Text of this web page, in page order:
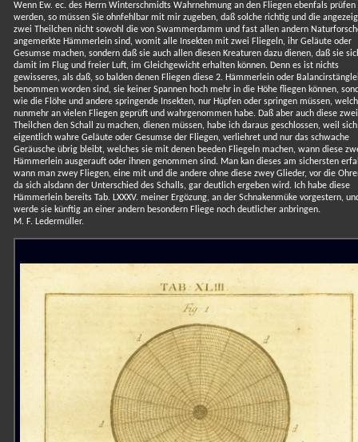
Wenn Ew. ec. des Herrn Winterschmidts Wahrnehmung an den Fliegen ebenfals prüfen
werden, so müssen Sie ohnfehlbar mit mir zugeben, daß solche richtig und die
zwei Theilchen nicht sowohl die von Swammerdamm und fast allen andern
angemerkte Hämmerlein sind, womit alle Insekten mit zwei Fliegeln, ihr Geläute oder
Gesumse machen, sondern daß sie auch allen diesen Kreaturen dazu dienen, daß sie
damit im Flug und freier Luft, im Gleichgewicht erhalten können. Denn es ist nichts
gewisseres, als daß, so balden denen Fliegen diese 2. Hämmerlein oder
benommen worden sind, sie keiner Spannen hoch mehr in die Höhe fliegen können,
wie die Flöhe und andere springende Insekten, nur Hüpfen oder springen müssen,
nunmehr an vielen Fliegen geprüft und wahrgenommen habe. Daß aber auch diese zwei
Theilchen den Schall zu machen, dienen müssen, habe ich daraus geschlossen, weil
eigentlich wahre Geläute oder Gesumse der Fliegen, verliehret und nur das schwache
Geräusche übrig bleibt, welches sie mit denen beeden Fliegeln machen, wann diese
Hämmerlein ausgerauft oder ihnen genommen sind. Man kan dieses am sichersten
wann man zwey Fliegen, eine mit und die andere ohne diese zwey Glieder, vor die
da sich alsdann der Unterschied des Schalls, gar deutlich ergeben wird. Ich habe diese
Hämmerlein bereits Tab. LXXXV. meiner Ergözung, an der Schnakenmüke vorgestern,
werde sie künftig an einer andern besondern Fliege noch deutlicher anbringen.
M. F. Ledermüller.